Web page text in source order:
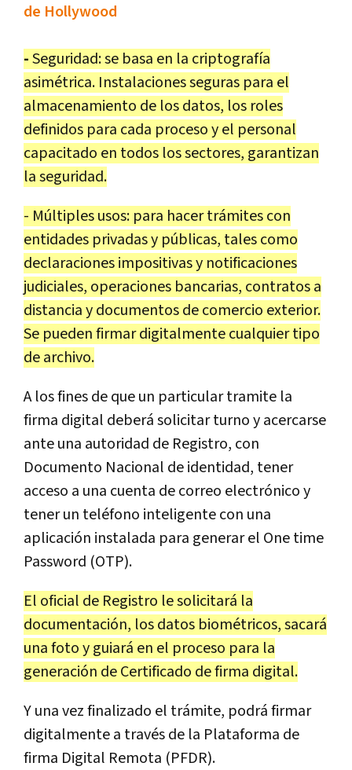
de Hollywood
-Seguridad: se basa en la criptografía
asimétrica. Instalaciones seguras para el
almacenamiento de los datos, los roles
definidos para cada proceso y el personal
capacitado en todos los sectores, garantizan
la seguridad.
- Múltiples usos: para hacer trámites con
entidades privadas y públicas, tales como
declaraciones impositivas y notificaciones
judiciales, operaciones bancarias, contratos a
distancia y documentos de comercio exterior.
Se pueden firmar digitalmente cualquier tipo
de archivo.
A los fines de que un particular tramite la
firma digital deberá solicitar turno y acercarse
ante una autoridad de Registro, con
Documento Nacional de identidad, tener
acceso a una cuenta de correo electrónico y
tener un teléfono inteligente con una
aplicación instalada para generar el One time
Password (OTP).
El oficial de Registro le solicitará la
documentación, los datos biométricos, sacará
una foto y guiará en el proceso para la
generación de Certificado de firma digital.
Y una vez finalizado el trámite, podrá firmar
digitalmente a través de la Plataforma de
firma Digital Remota (PFDR).